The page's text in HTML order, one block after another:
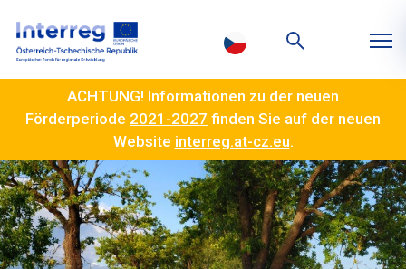
ACHTUNG! Informationen zu der neuen
Förderperiode 2021-2027 finden Sie auf der neuen
Website interreg.at-cz.eu.